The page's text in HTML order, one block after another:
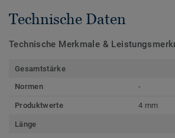
Technische Daten
Technische Merkmale &
Gesamtstärke
Normen
-
Produktwerte 4 mm
Länge